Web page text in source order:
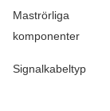
Maströrliga
komponenter
Signalkabeltyp